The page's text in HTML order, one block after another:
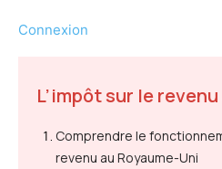
Connexion
L’impôt sur le
Comprendre le
revenu au Royaume-Uni